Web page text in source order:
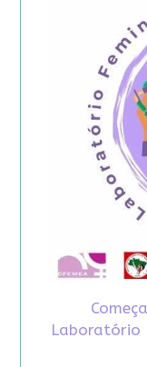
Laboratório